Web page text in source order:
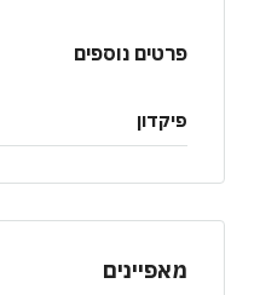
פרטים נוספים
פיקדון
מאפיינים